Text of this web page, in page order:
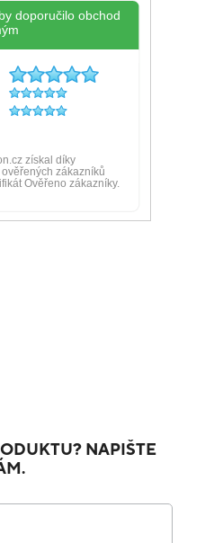
NAPIŠTE